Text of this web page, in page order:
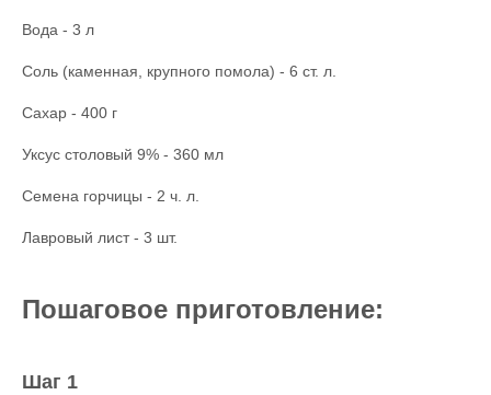
Вода - 3 л
Соль (каменная, крупного помола) - 6 ст. л.
Сахар - 400 г
Уксус столовый 9% - 360 мл
Семена горчицы - 2 ч. л.
Лавровый лист - 3 шт.
Пошаговое приготовление:
Шаг 1